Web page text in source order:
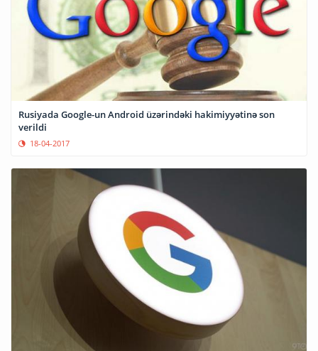
Rusiyada Google-un Android üzərindəki hakimiyyətinə son
verildi
18-04-2017